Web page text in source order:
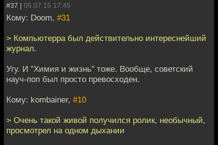
#37 | 05.07.15 17:45
Кому: Doom, #31
> Компьютерра был действительно интереснейший
журнал.
Угу. И "Химия и жизнь" тоже. Вообще, советский
науч-поп был просто превосходен.
Кому: kombainer, #10
> Очень такой живой получился ролик, необычный,
просмотрел на одном дыхании